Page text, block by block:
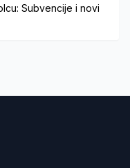
Subvencije i novi